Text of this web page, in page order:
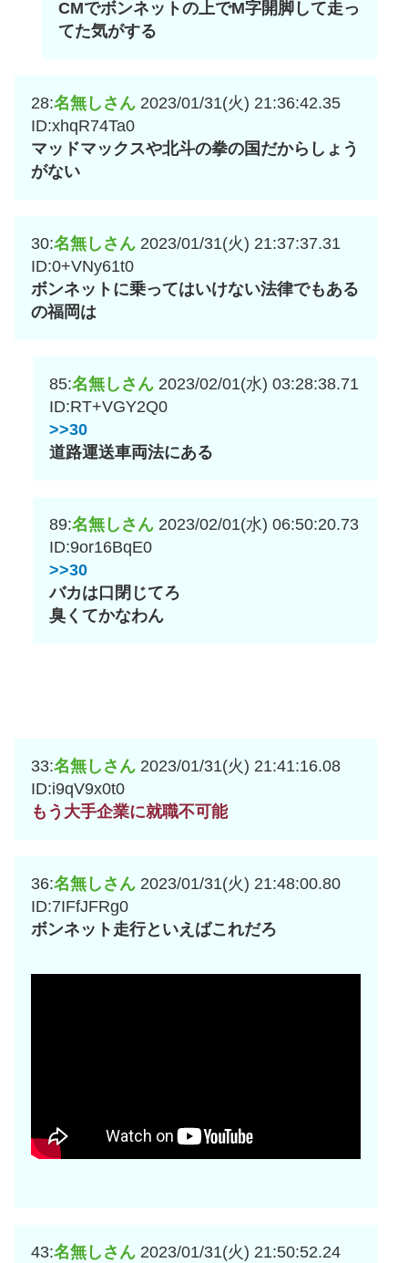
CMでボンネットの上でM字開脚して走っ
てた気がする
28:名無しさん 2023/01/31(火) 21:36:42.35
ID:xhqR74Ta0
マッドマックスや北斗の拳の国だからしょう
がない
30:名無しさん 2023/01/31(火) 21:37:37.31
ID:0+VNy61t0
ボンネットに乗ってはいけない法律でもある
の福岡は
85:名無しさん 2023/02/01(水) 03:28:38.71
ID:RT+VGY2Q0
>>30
道路運送車両法にある
89:名無しさん 2023/02/01(水) 06:50:20.73
ID:9or16BqE0
>>30
バカは口閉じてろ
臭くてかなわん
33:名無しさん 2023/01/31(火) 21:41:16.08
ID:i9qV9x0t0
もう大手企業に就職不可能
36:名無しさん 2023/01/31(火) 21:48:00.80
ID:7IFfJFRg0
ボンネット走行といえばこれだろ
43:名無しさん 2023/01/31(火) 21:50:52.24